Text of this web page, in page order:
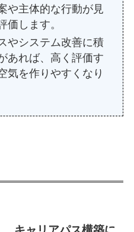
や主体的な行動が見
価します。
やシステム改善に積
あれば、高く評価す
気を作りやすくなり